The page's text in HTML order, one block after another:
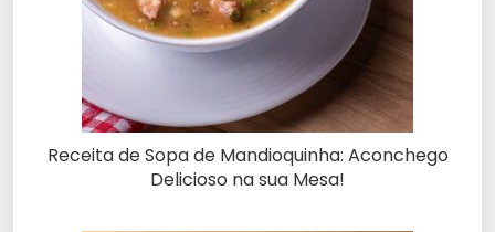
Receita de Sopa de Mandioquinha: Aconchego
Delicioso na sua Mesa!